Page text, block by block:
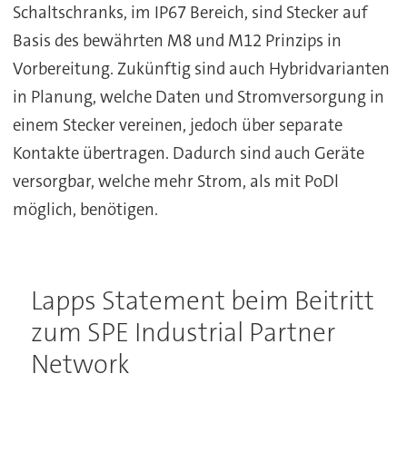
Schaltschranks, im IP67 Bereich, sind Stecker auf
Basis des bewährten M8 und M12 Prinzips in
Vorbereitung. Zukünftig sind auch Hybridvarianten
in Planung, welche Daten und Stromversorgung in
einem Stecker vereinen, jedoch über separate
Kontakte übertragen. Dadurch sind auch Geräte
versorgbar, welche mehr Strom, als mit PoDl
möglich, benötigen.
Lapps Statement beim Beitritt
zum SPE Industrial Partner
Network